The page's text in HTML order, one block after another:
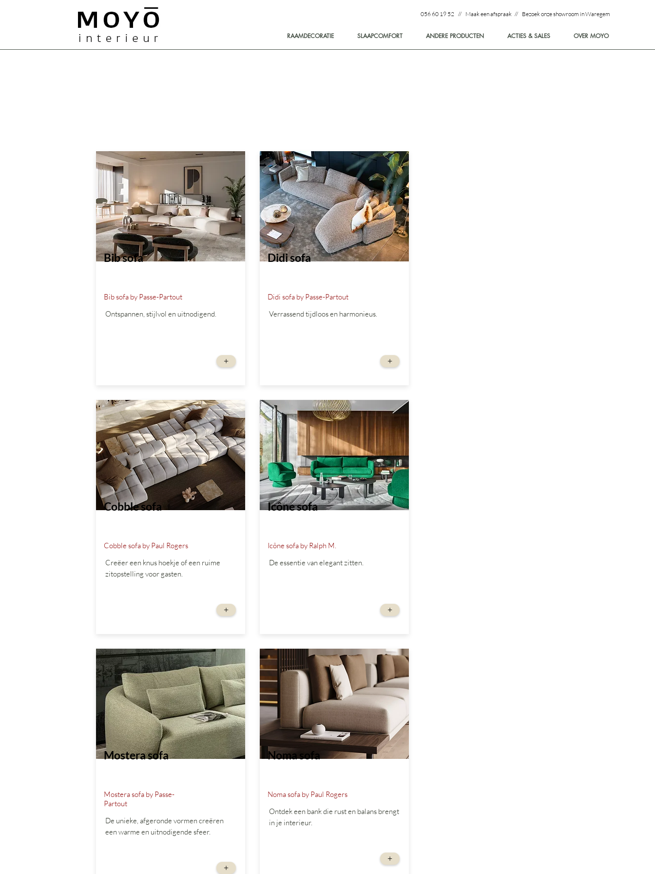
MOYO 056 60 19 52 // Maak een afspraak // Bezoek onze showroom in Waregem
RAAMDECORATIE SLAAPCOMFORT ANDERE PRODUCTEN ACTIES & SALES OVER MOYO
Bib sofa
Bib sofa by Passe-Partout
Ontspannen, stijlvol en uitnodigend.
+
Cobble sofa
Cobble sofa by Paul Rogers
Creëer een knus hoekje of een ruime
zitopstelling voor gasten.
+
Mostera sofa
Mostera sofa by Passe-
Partout
De unieke, afgeronde vormen creëren
een warme en uitnodigende sfeer.
+
Didi sofa
Didi sofa by Passe-Partout
Verrassend tijdloos en harmonieus.
+
Icône sofa
Icône sofa by Ralph M.
De essentie van elegant zitten.
+
Noma sofa
Noma sofa by Paul Rogers
Ontdek een bank die rust en balans brengt
in je interieur.
+